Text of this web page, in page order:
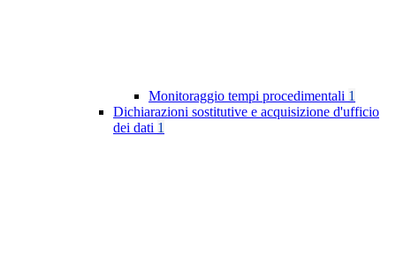
Monitoraggio tempi procedimentali 1
Dichiarazioni sostitutive e acquisizione d'ufficio
dei dati 1